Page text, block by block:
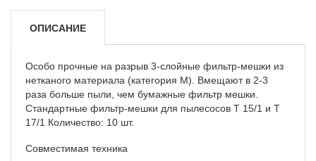
ОПИСАНИЕ
Особо прочные на разрыв 3-слойные фильтр-мешки из
нетканого материала (категория M). Вмещают в 2-3
раза больше пыли, чем бумажные фильтр мешки.
Стандартные фильтр-мешки для пылесосов T 15/1 и T
17/1 Количество: 10 шт.
Совместимая техника